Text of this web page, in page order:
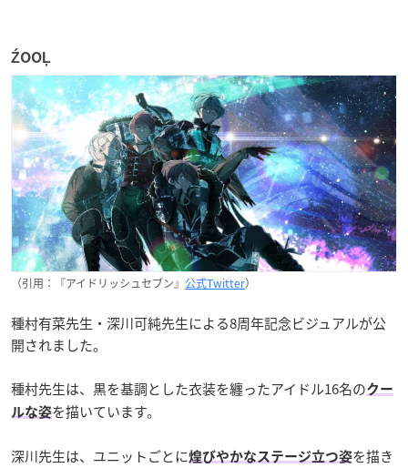
ŹOOĻ
（引用：『アイドリッシュセブン』 公式Twitter）
種村有菜先生・深川可純先生による8周年記念ビジュアルが公
開されました。
種村先生は、黒を基調とした衣装を纏ったアイドル16名のクー
ルな姿を描いています。
深川先生は、ユニットごとに煌びやかなステージ立つ姿を描き